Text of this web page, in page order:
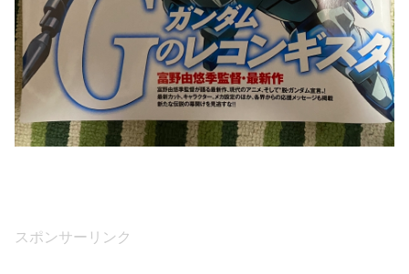
スポンサーリンク